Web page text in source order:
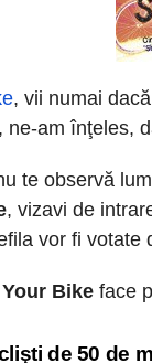
, vii numai
ne-am înţeles,
te observă
, vizavi de
vor fi votate
Bike face
de 50 de